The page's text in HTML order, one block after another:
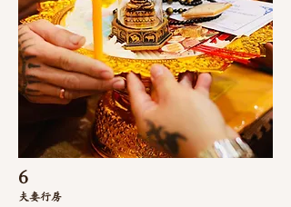
6
夫妻行房